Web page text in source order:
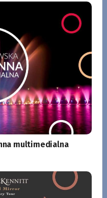
multimedialna